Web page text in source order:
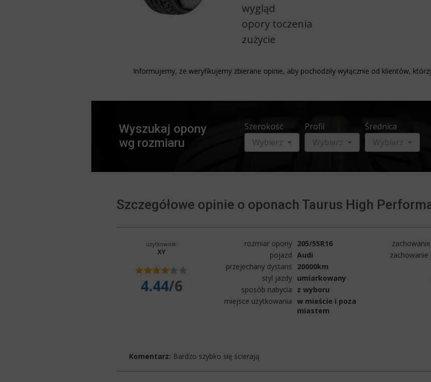
wygląd
opory toczenia
zużycie
Informujemy, że weryfikujemy zbierane opinie, aby pochodziły wyłącznie od klientów,
Wyszukaj opony
wg rozmiaru
Szerokość
Wybierz
Profil
Wybierz
Średnica
Wybierz
Szczegółowe opinie o oponach Taurus High
użytkownik:
XY
4.44/6
rozmiar opony 205/55R16
pojazd Audi
przejechany dystans
20000km
styl jazdy umiarkowany
sposób nabycia
z wyboru
miejsce użytkowania w mieście i poza
miastem
Komentarz: Bardzo szybko się ścierają